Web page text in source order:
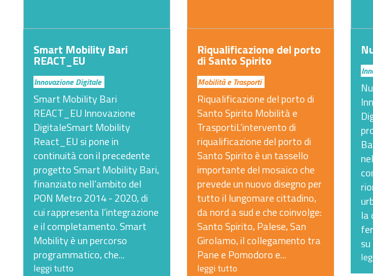
Smart Mobility Bari
REACT_EU
Innovazione Digitale
Smart Mobility Bari
REACT_EU Innovazione
DigitaleSmart Mobility
React_EU si pone in
continuità con il precedente
progetto Smart Mobility Bari,
finanziato nell’ambito del
PON Metro 2014 - 2020, di
cui rappresenta l’integrazione
e il completamento. Smart
Mobility è un percorso
programmatico, che...
leggi tutto
Riqualificazione del porto
di Santo Spirito
Mobilità e Trasporti
Riqualificazione del porto di
Santo Spirito Mobilità e
TrasportiL’intervento di
riqualificazione del porto di
Santo Spirito è un tassello
importante del mosaico che
prevede un nuovo disegno per
tutto il lungomare cittadino,
da nord a sud e che coinvolge:
Santo Spirito, Palese, San
Girolamo, il collegamento tra
Pane e Pomodoro e...
leggi tutto
la